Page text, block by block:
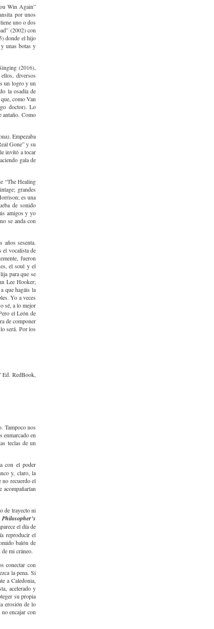
Win Again”
por unos
uno o dos
(2002) con
donde el hijo
unas botas y
(2016),
diversos
un logro y un
la osadía de
como Van
doctor). Lo
antaño. Como
Empezaba
Gone” y su
invitó a tocar
gala de
“The Healing
grandes
es una
de sonido
amigos y yo
se anda con
sesenta.
el vocalista de
fueron
el soul y el
para que se
Lee Hooker;
que hagáis la
Yo a veces
sé, a lo mejor
el León de
de componer
será. Por los
Ed. RedBook,
Tampoco nos
en
teclas de un
con el poder
y, claro, la
no recuerdo el
de trayecto ni
Philosopher’s
el día de
reproducir el
balón de
mi cráneo.
conectar con
la pena. Si
a Caledonia,
acelerado y
su propia
erosión de lo
encajar con